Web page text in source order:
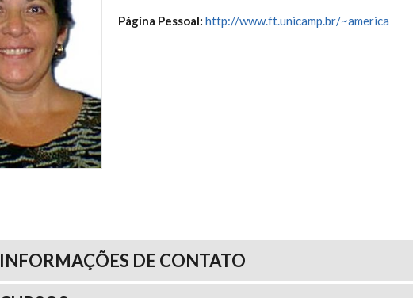
Página Pessoal: http://www.ft.unicamp.br/~america
INFORMAÇÕES DE CONTATO